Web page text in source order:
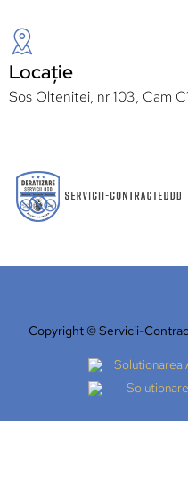
Locație
Sos Oltenitei, nr 103, Cam
Copyright © Servicii-